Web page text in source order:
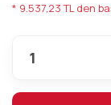
* 9.537,23 TL den